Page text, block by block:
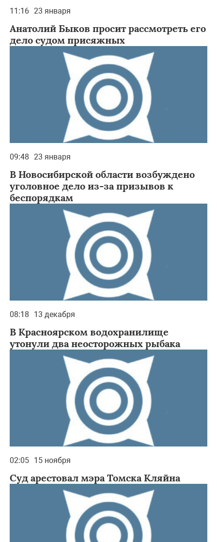
11:16 23 января
Анатолий Быков просит рассмотреть его
дело судом присяжных
09:48 23 января
В Новосибирской области возбуждено
уголовное дело из-за призывов к
беспорядкам
08:18 13 декабря
В Красноярском водохранилище
утонули два неосторожных рыбака
02:05 15 ноября
Суд арестовал мэра Томска Кляйна